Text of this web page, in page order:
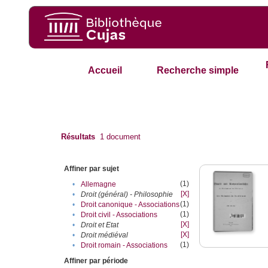
Accueil Recherche simple
Résultats 1 document
Affiner par sujet
•
Allemagne
(1)
•
Droit (général) - Philosophie
[X]
•
Droit canonique - Associations(1)
•
Droit civil - Associations
(1)
•
Droit et Etat
[X]
•
Droit médiéval
[X]
•
Droit romain - Associations
(1)
Affiner par période